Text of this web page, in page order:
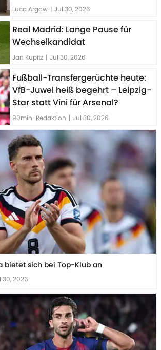
Luca Argow | Jul 30, 2026
Real Madrid: Lange Pause für
Wechselkandidat
Jan Kupitz | Jul 30, 2026
Fußball-Transfergerüchte heute:
VfB-Juwel heiß begehrt – Leipzig-
Star statt Vini für Arsenal?
90min-Redaktion | Jul 30, 2026
bietet sich bei Top-Klub an
30, 2026